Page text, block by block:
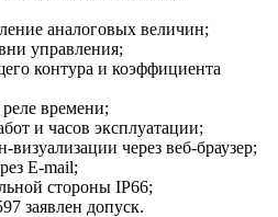
аналоговых величин;
управления;
контура и коэффициента
времени;
и часов эксплуатации;
визуализации через веб-браузер;
E-mail;
стороны IP66;
заявлен допуск.